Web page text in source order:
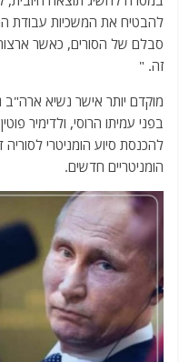
להבטיח את המשכיות עבודת
סבלם של הסורים, כאשר
זה. "
מוקדם יותר אישר נשיא ארה"ב
בפני עמיתו הרוסי, ולדימיר
להכנסת סיוע הומניטרי
הומניטריים חדשים.